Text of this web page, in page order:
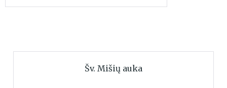
Šv. Mišių auka